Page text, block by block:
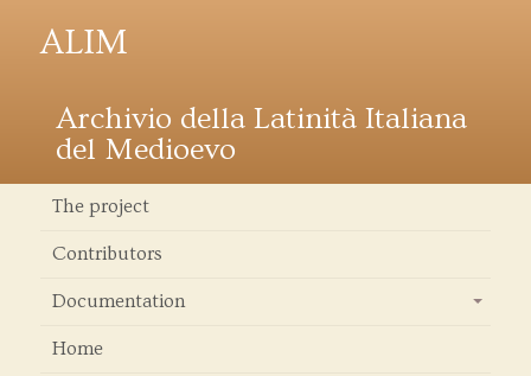
ALIM
Archivio della Latinità Italiana
del Medioevo
The project
Contributors
Documentation
Home